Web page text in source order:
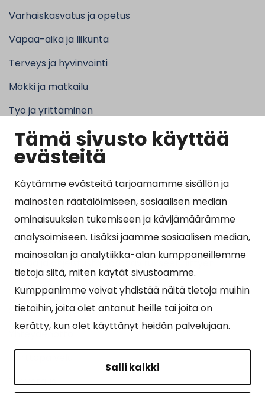
Tämä sivusto käyttää
evästeitä
Käytämme evästeitä tarjoamamme sisällön ja
mainosten räätälöimiseen, sosiaalisen median
ominaisuuksien tukemiseen ja kävijämäärämme
analysoimiseen. Lisäksi jaamme sosiaalisen median,
mainosalan ja analytiikka-alan kumppaneillemme
tietoja siitä, miten käytät sivustoamme.
Kumppanimme voivat yhdistää näitä tietoja muihin
tietoihin, joita olet antanut heille tai joita on
kerätty, kun olet käyttänyt heidän palvelujaan.
Salli kaikki
Varhaiskasvatus ja opetus
Vapaa-aika ja liikunta
Terveys ja hyvinvointi
Mökki ja matkailu
Työ ja yrittäminen
Kunta ja hallinto
Suosituimmat sivut
Esityslistat, pöytäkirjat, viranhaltijapäätökset ja
kuulutukset
Tietoa ja ohjeistusta koronavirukseen liittyen
Asiointipiste
Sähköinen asiointi
Yhteydenotto
Tilavaraus